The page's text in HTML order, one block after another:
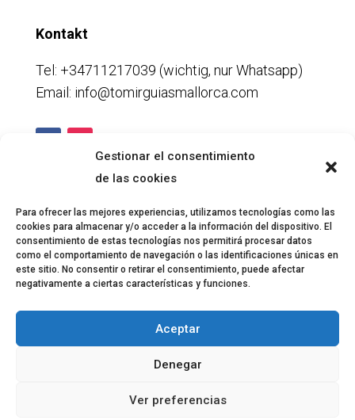
Gestionar el consentimiento
de las cookies
Para ofrecer las mejores experiencias, utilizamos tecnologías como las
cookies para almacenar y/o acceder a la información del dispositivo. El
consentimiento de estas tecnologías nos permitirá procesar datos
como el comportamiento de navegación o las identificaciones únicas en
este sitio. No consentir o retirar el consentimiento, puede afectar
negativamente a ciertas características y funciones.
Aceptar
Denegar
Ver preferencias
Kontakt
Tel: +34711217039 (wichtig, nur Whatsapp)
Email: info@tomirguiasmallorca.com
Datenschutzrichtlinie
Cookie-Richtlinie
Rechtlicher Hinweis
English( Englisch